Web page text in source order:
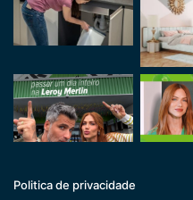
Politica de privacidade